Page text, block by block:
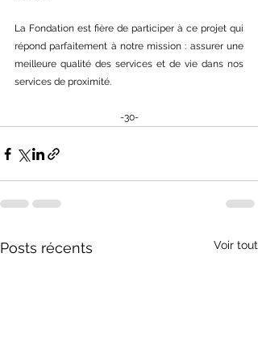
La Fondation est fière de participer à ce projet qui
répond parfaitement à notre mission : assurer une
meilleure qualité des services et de vie dans nos
services de proximité.
-30-
Posts récents Voir tout